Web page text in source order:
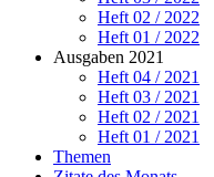
Heft 02 / 2022
Heft 01 / 2022
Ausgaben 2021
Heft 04 / 2021
Heft 03 / 2021
Heft 02 / 2021
Heft 01 / 2021
Themen